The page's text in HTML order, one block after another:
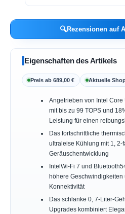
🔍Rezensionen auf
Eigenschaften des Artikels
Preis ab 689,00 € Aktuelle
Angetrieben von Intel
mit bis zu 99 TOPS und
Leistung für einen
Das fortschrittliche
ultraleise Kühlung mit 1, 2-
Geräuschentwicklung
IntelWi-Fi 7 und
höhere
Konnektivität
Das schlanke 0, 7-Liter-
Upgrades kombiniert